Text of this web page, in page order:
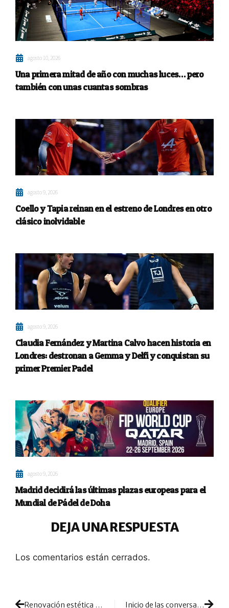
agosto 10, 2026
Una primera mitad de año con muchas luces… pero
también con unas cuantas sombras
agosto 9, 2026
Coello y Tapia reinan en el estreno de Londres en otro
clásico inolvidable
agosto 9, 2026
Claudia Fernández y Martina Calvo hacen historia en
Londres: destronan a Gemma y Delfi y conquistan su
primer Premier Padel
agosto 9, 2026
Madrid decidirá las últimas plazas europeas para el
Mundial de Pádel de Doha
DEJA UNA RESPUESTA
Los comentarios están cerrados.
Renovación estética en Babolat: las nuevas Viper y Veron llegan para deslumbrar en la pista Inicio de las conversaciones: ¿posible fin al cruce de acusaciones y al enfrentamiento entre circuitos?